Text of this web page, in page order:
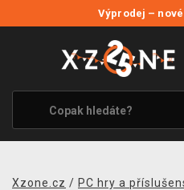
Výprodej –
VÝPRODEJ
VIDEOHRY
XZONE ORIGINALS
TÉMATIKY
Xzone.cz / PC hry a